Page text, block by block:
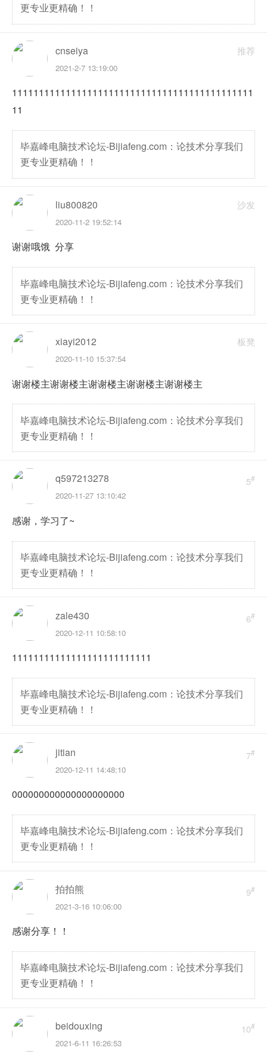
更专业更精确！！
推荐
cnseiya
2021-2-7 13:19:00
111111111111111111111111111111111111111111111
11
毕嘉峰电脑技术论坛-Bijiafeng.com：论技术分享我们
更专业更精确！！
沙发
liu800820
2020-11-2 19:52:14
谢谢哦饿 分享
毕嘉峰电脑技术论坛-Bijiafeng.com：论技术分享我们
更专业更精确！！
板凳
xiayi2012
2020-11-10 15:37:54
谢谢楼主谢谢楼主谢谢楼主谢谢楼主谢谢楼主
毕嘉峰电脑技术论坛-Bijiafeng.com：论技术分享我们
更专业更精确！！
5#
q597213278
2020-11-27 13:10:42
感谢，学习了~
毕嘉峰电脑技术论坛-Bijiafeng.com：论技术分享我们
更专业更精确！！
6#
zale430
2020-12-11 10:58:10
11111111111111111111111111
毕嘉峰电脑技术论坛-Bijiafeng.com：论技术分享我们
更专业更精确！！
7#
jitian
2020-12-11 14:48:10
000000000000000000000
毕嘉峰电脑技术论坛-Bijiafeng.com：论技术分享我们
更专业更精确！！
9#
拍拍熊
2021-3-16 10:06:00
感谢分享！！
毕嘉峰电脑技术论坛-Bijiafeng.com：论技术分享我们
更专业更精确！！
10#
beidouxing
2021-6-11 16:26:53